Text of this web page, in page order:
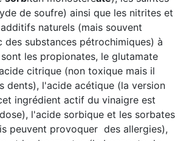
de soufre) ainsi que les nitrites et
naturels (mais souvent
des substances pétrochimiques) à
les propionates, le glutamate
citrique (non toxique mais il
dents), l'acide acétique (la version
ingrédient actif du vinaigre est
l'acide sorbique et les sorbates
peuvent provoquer des allergies),